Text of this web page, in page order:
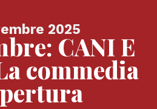
CANI E
commedia
2025